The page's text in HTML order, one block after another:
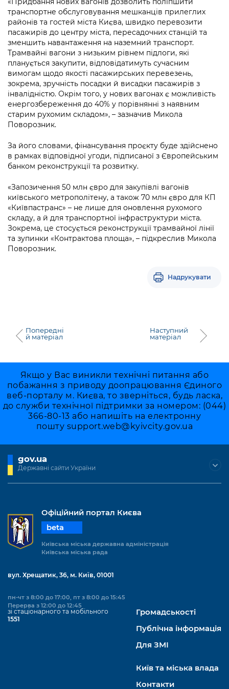
Підприємства, установи, організації
Kyiv International Relations
Річні звіти
Гендерна політика
Безбар'єрність
Київська міська військова адміністрація
Портал Захисників та Захисниць
Безбар'єрність
Портал послуг
Міський застосунок Київ Цифровий
Важливе під час воєнного стану
Уряд» – місцевий рівень»
Важливе під час воєнного стану
Про відкриті дані
Портал даних Києва
Публічні дашборди
транспортне обслуговування мешканців прилеглих
районів та гостей міста Києва, швидко перевозити
пасажирів до центру міста, пересадочних станцій та
зменшить навантаження на наземний транспорт.
Трамвайні вагони з низьким рівнем підлоги, які
планується закупити, відповідатимуть сучасним
вимогам щодо якості пасажирських перевезень,
зокрема, зручність посадки й висадки пасажирів з
інвалідністю. Окрім того, у нових вагонах є можливість
енергозбереження до 40% у порівнянні з наявним
старим рухомим складом», – зазначив Микола
Поворозник.
За його словами, фінансування проєкту буде здійснено
в рамках відповідної угоди, підписаної з Європейським
банком реконструкції та розвитку.
«Запозичення 50 млн євро для закупівлі вагонів
київського метрополітену, а також 70 млн євро для КП
«Київпастранс» – не лише для оновлення рухомого
складу, а й для транспортної інфраструктури міста.
Зокрема, це стосується реконструкції трамвайної лінії
та зупинки «Контрактова площа», – підкреслив Микола
Поворозник.
Надрукувати
Попередні
й матеріал
Наступний
матеріал
Якщо у Вас виникли технічні питання або
побажання з приводу доопрацювання Єдиного
веб-порталу м. Києва, то зверніться, будь ласка,
до служби технічної підтримки за номером: (044)
366-80-13 або напишіть на електронну
пошту support.web@kyivcity.gov.ua
gov.ua
Державні сайти України
Офіційний портал Києва
beta
Київська міська державна адміністрація
Київська міська рада
вул. Хрещатик, 36, м. Київ, 01001
пн-чт з 8:00 до 17:00, пт з 8:00 до 15:45
Перерва з 12:00 до 12:45
зі стаціонарного та мобільного
1551
Громадськості
Публічна інформація
Для ЗМІ
Київ та міська влада
Контакти